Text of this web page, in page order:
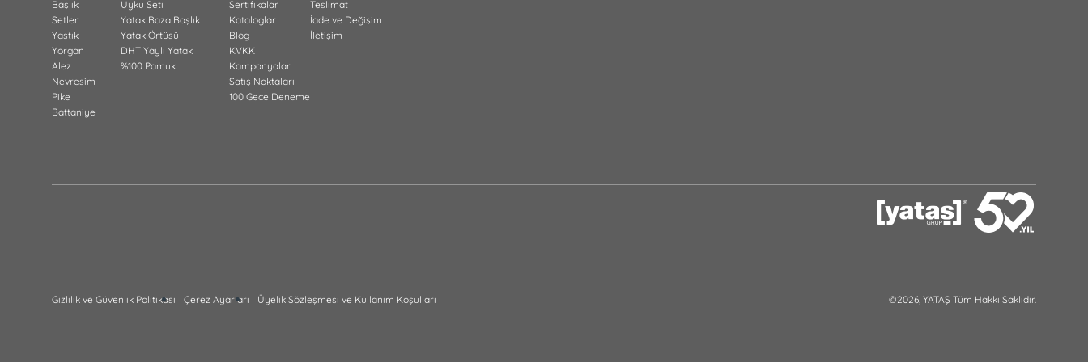
Başlık
Setler
Yastık
Yorgan
Alez
Nevresim
Pike
Battaniye
Uyku Seti
Yatak Baza Başlık
Yatak Örtüsü
DHT Yaylı Yatak
%100 Pamuk
Sertifikalar
Kataloglar
Blog
KVKK
Kampanyalar
Satış Noktaları
100 Gece Deneme
Teslimat
İade ve Değişim
İletişim
Gizlilik ve Güvenlik Politikası Çerez Ayarları Üyelik Sözleşmesi ve Kullanım Koşulları ©2026, YATAŞ Tüm Hakkı Saklıdır.